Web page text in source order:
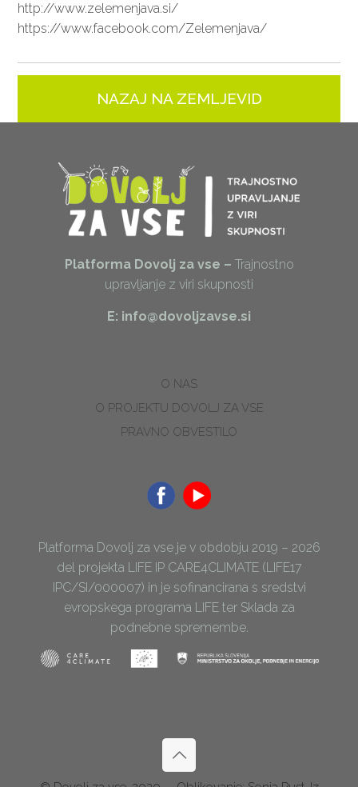
http://www.zelemenjava.si/
https://www.facebook.com/Zelemenjava/
NAZAJ NA ZEMLJEVID
Platforma Dovolj za vse – Trajnostno
upravljanje z viri skupnosti
E: info@dovoljzavse.si
O NAS
O PROJEKTU DOVOLJ ZA VSE
PRAVNO OBVESTILO
Platforma Dovolj za vse je v obdobju 2019 – 2026
del projekta LIFE IP CARE4CLIMATE (LIFE17
IPC/SI/000007) in je sofinancirana s sredstvi
evropskega programa LIFE ter Sklada za
podnebne spremembe.